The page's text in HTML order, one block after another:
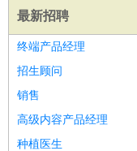
最新招聘
终端产品经理
招生顾问
销售
高级内容产品经理
种植医生